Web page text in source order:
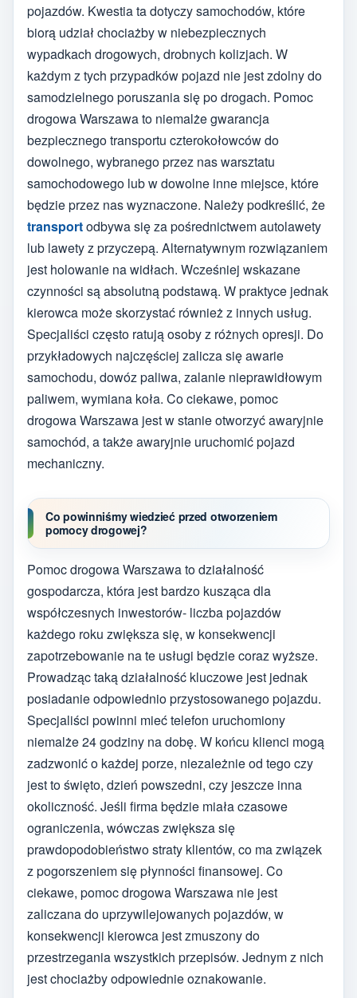
pojazdów. Kwestia ta dotyczy samochodów, które
biorą udział chociażby w niebezpiecznych
wypadkach drogowych, drobnych kolizjach. W
każdym z tych przypadków pojazd nie jest zdolny do
samodzielnego poruszania się po drogach. Pomoc
drogowa Warszawa to niemalże gwarancja
bezpiecznego transportu czterokołowców do
dowolnego, wybranego przez nas warsztatu
samochodowego lub w dowolne inne miejsce, które
będzie przez nas wyznaczone. Należy podkreślić, że
transportodbywa się za pośrednictwem autolawety
lub lawety z przyczepą. Alternatywnym rozwiązaniem
jest holowanie na widłach. Wcześniej wskazane
czynności są absolutną podstawą. W praktyce jednak
kierowca może skorzystać również z innych usług.
Specjaliści często ratują osoby z różnych opresji. Do
przykładowych najczęściej zalicza się awarie
samochodu, dowóz paliwa, zalanie nieprawidłowym
paliwem, wymiana koła. Co ciekawe, pomoc
drogowa Warszawa jest w stanie otworzyć awaryjnie
samochód, a także awaryjnie uruchomić pojazd
mechaniczny.
Co powinniśmy wiedzieć przed otworzeniem
pomocy drogowej?
Pomoc drogowa Warszawa to działalność
gospodarcza, która jest bardzo kusząca dla
współczesnych inwestorów- liczba pojazdów
każdego roku zwiększa się, w konsekwencji
zapotrzebowanie na te usługi będzie coraz wyższe.
Prowadząc taką działalność kluczowe jest jednak
posiadanie odpowiednio przystosowanego pojazdu.
Specjaliści powinni mieć telefon uruchomiony
niemalże 24 godziny na dobę. W końcu klienci mogą
zadzwonić o każdej porze, niezależnie od tego czy
jest to święto, dzień powszedni, czy jeszcze inna
okoliczność. Jeśli firma będzie miała czasowe
ograniczenia, wówczas zwiększa się
prawdopodobieństwo straty klientów, co ma związek
z pogorszeniem się płynności finansowej. Co
ciekawe, pomoc drogowa Warszawa nie jest
zaliczana do uprzywilejowanych pojazdów, w
konsekwencji kierowca jest zmuszony do
przestrzegania wszystkich przepisów. Jednym z nich
jest chociażby odpowiednie oznakowanie.